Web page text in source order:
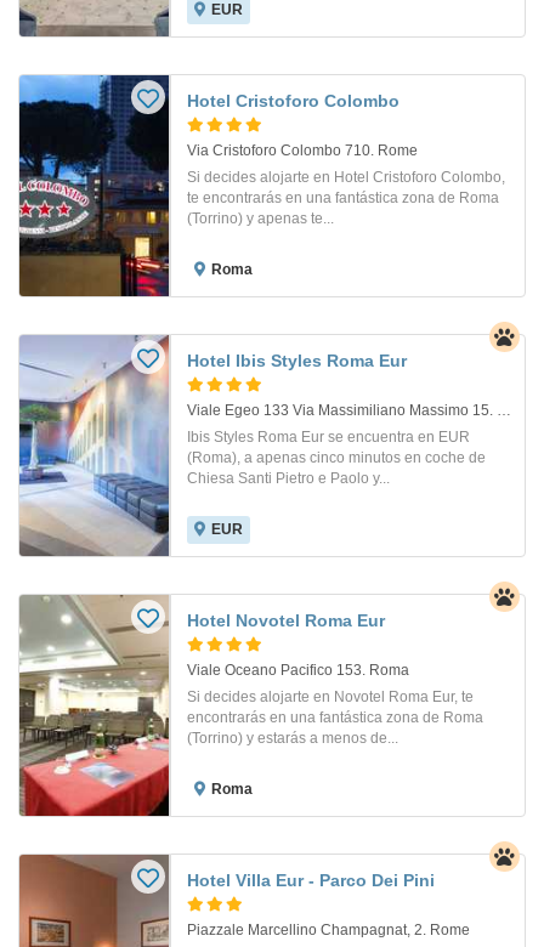
EUR
Hotel Cristoforo Colombo
Via Cristoforo Colombo 710. Rome
Si decides alojarte en Hotel Cristoforo Colombo,
te encontrarás en una fantástica zona de Roma
(Torrino) y apenas te...
Roma
Hotel Ibis Styles Roma Eur
Viale Egeo 133 Via Massimiliano Massimo 15. Roma
Ibis Styles Roma Eur se encuentra en EUR
(Roma), a apenas cinco minutos en coche de
Chiesa Santi Pietro e Paolo y...
EUR
Hotel Novotel Roma Eur
Viale Oceano Pacifico 153. Roma
Si decides alojarte en Novotel Roma Eur, te
encontrarás en una fantástica zona de Roma
(Torrino) y estarás a menos de...
Roma
Hotel Villa Eur - Parco Dei Pini
Piazzale Marcellino Champagnat, 2. Rome